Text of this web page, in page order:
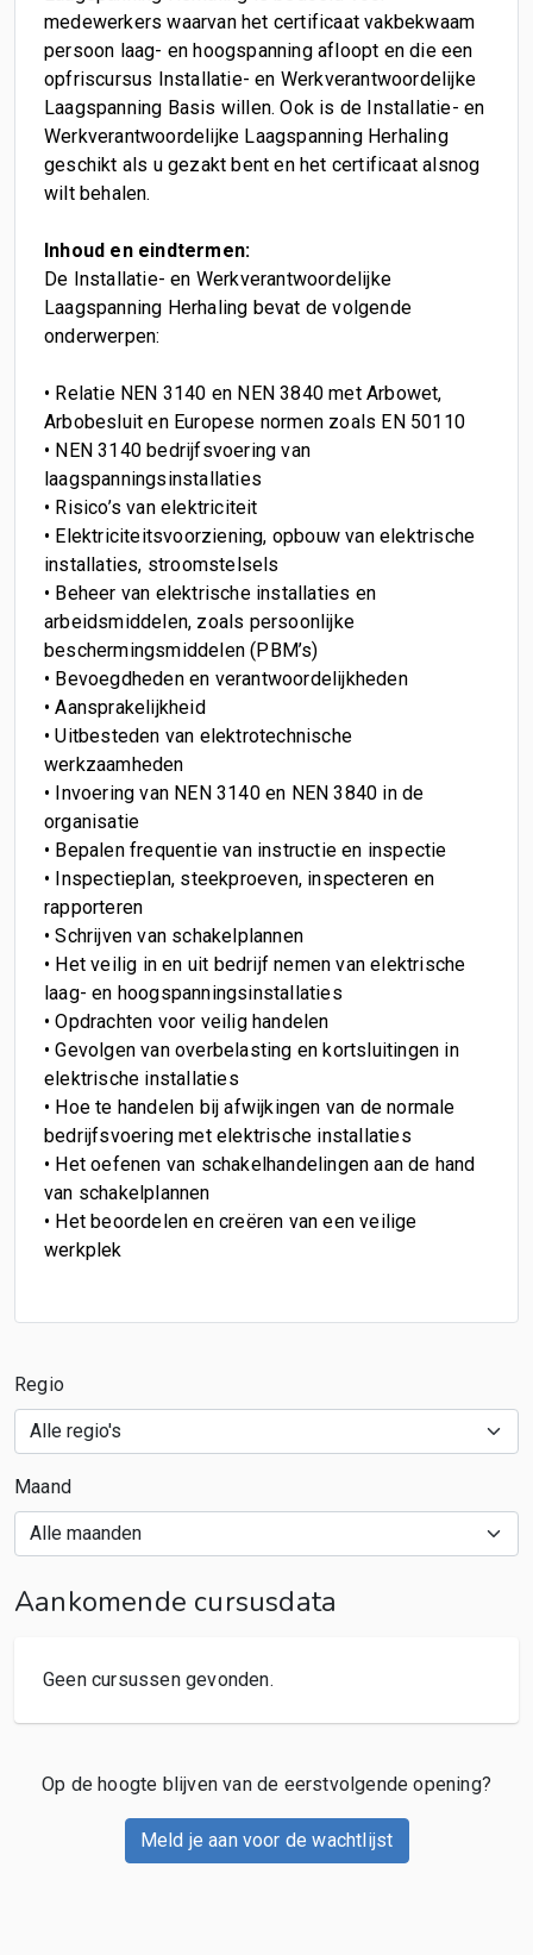
medewerkers waarvan het certificaat vakbekwaam
persoon laag- en hoogspanning afloopt en die een
opfriscursus Installatie- en Werkverantwoordelijke
Laagspanning Basis willen. Ook is de Installatie- en
Werkverantwoordelijke Laagspanning Herhaling
geschikt als u gezakt bent en het certificaat alsnog
wilt behalen.
Inhoud en eindtermen:
De Installatie- en Werkverantwoordelijke
Laagspanning Herhaling bevat de volgende
onderwerpen:
• Relatie NEN 3140 en NEN 3840 met Arbowet,
Arbobesluit en Europese normen zoals EN 50110
• NEN 3140 bedrijfsvoering van
laagspanningsinstallaties
• Risico’s van elektriciteit
• Elektriciteitsvoorziening, opbouw van elektrische
installaties, stroomstelsels
• Beheer van elektrische installaties en
arbeidsmiddelen, zoals persoonlijke
beschermingsmiddelen (PBM’s)
• Bevoegdheden en verantwoordelijkheden
• Aansprakelijkheid
• Uitbesteden van elektrotechnische
werkzaamheden
• Invoering van NEN 3140 en NEN 3840 in de
organisatie
• Bepalen frequentie van instructie en inspectie
• Inspectieplan, steekproeven, inspecteren en
rapporteren
• Schrijven van schakelplannen
• Het veilig in en uit bedrijf nemen van elektrische
laag- en hoogspanningsinstallaties
• Opdrachten voor veilig handelen
• Gevolgen van overbelasting en kortsluitingen in
elektrische installaties
• Hoe te handelen bij afwijkingen van de normale
bedrijfsvoering met elektrische installaties
• Het oefenen van schakelhandelingen aan de hand
van schakelplannen
• Het beoordelen en creëren van een veilige
werkplek
Regio
Maand
Aankomende cursusdata
Geen cursussen gevonden.
Op de hoogte blijven van de eerstvolgende opening?
Meld je aan voor de wachtlijst